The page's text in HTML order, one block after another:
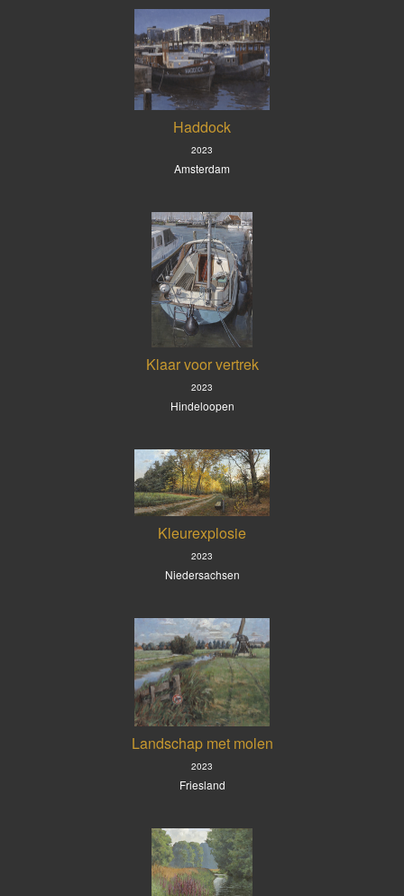
Haddock
2023
Amsterdam
Klaar voor vertrek
2023
Hindeloopen
Kleurexplosie
2023
Niedersachsen
Landschap met molen
2023
Friesland